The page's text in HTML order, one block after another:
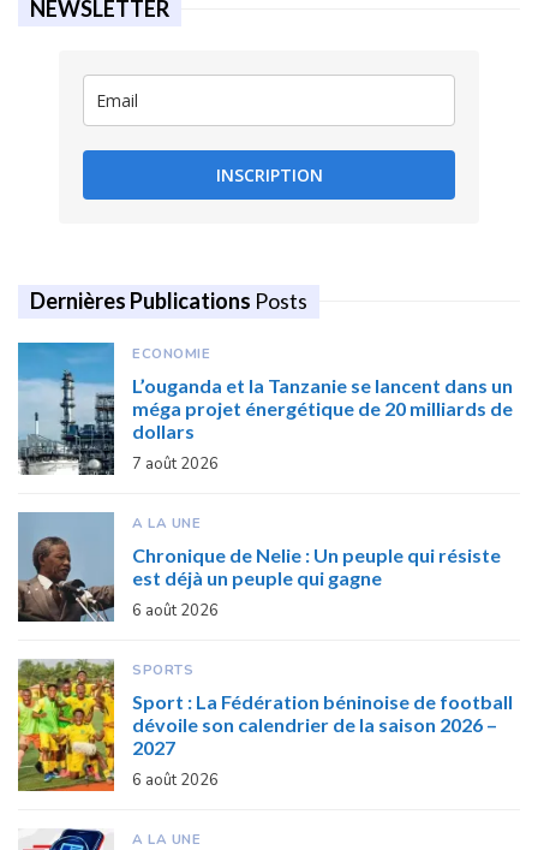
NEWSLETTER
INSCRIPTION
Dernières Publications Posts
ECONOMIE
L’ouganda et la Tanzanie se lancent dans un
méga projet énergétique de 20 milliards de
dollars
7 août 2026
A LA UNE
Chronique de Nelie : Un peuple qui résiste
est déjà un peuple qui gagne
6 août 2026
SPORTS
Sport : La Fédération béninoise de football
dévoile son calendrier de la saison 2026 –
2027
6 août 2026
A LA UNE